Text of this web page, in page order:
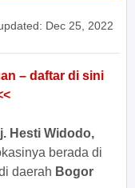
Dec 25, 2022
Hesti Widodo,
berada di
daerah Bogor